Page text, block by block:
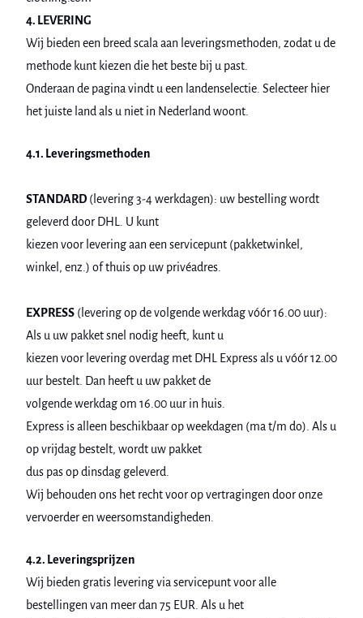
4. LEVERING
Wij bieden een breed scala aan leveringsmethoden, zodat u de
methode kunt kiezen die het beste bij u past.
Onderaan de pagina vindt u een landenselectie. Selecteer hier
het juiste land als u niet in Nederland woont.
4.1. Leveringsmethoden
STANDARD (levering 3-4 werkdagen): uw bestelling wordt
geleverd door DHL. U kunt
kiezen voor levering aan een servicepunt (pakketwinkel,
winkel, enz.) of thuis op uw privéadres.
EXPRESS (levering op de volgende werkdag vóór 16.00 uur):
Als u uw pakket snel nodig heeft, kunt u
kiezen voor levering overdag met DHL Express als u vóór 12.00
uur bestelt. Dan heeft u uw pakket de
volgende werkdag om 16.00 uur in huis.
Express is alleen beschikbaar op weekdagen (ma t/m do). Als u
op vrijdag bestelt, wordt uw pakket
dus pas op dinsdag geleverd.
Wij behouden ons het recht voor op vertragingen door onze
vervoerder en weersomstandigheden.
4.2. Leveringsprijzen
Wij bieden gratis levering via servicepunt voor alle
bestellingen van meer dan 75 EUR. Als u het